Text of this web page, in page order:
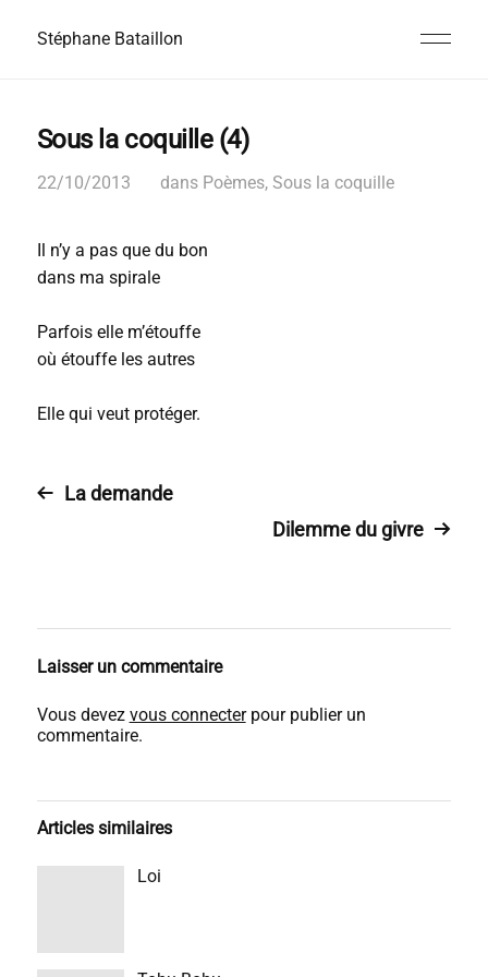
Stéphane Bataillon
Sous la coquille (4)
22/10/2013 dans Poèmes, Sous la coquille
Il n’y a pas que du bon
dans ma spirale
Parfois elle m’étouffe
où étouffe les autres
Elle qui veut protéger.
La demande
Dilemme du givre
Laisser un commentaire
Vous devez vous connecterpour publier un
commentaire.
Articles similaires
Loi